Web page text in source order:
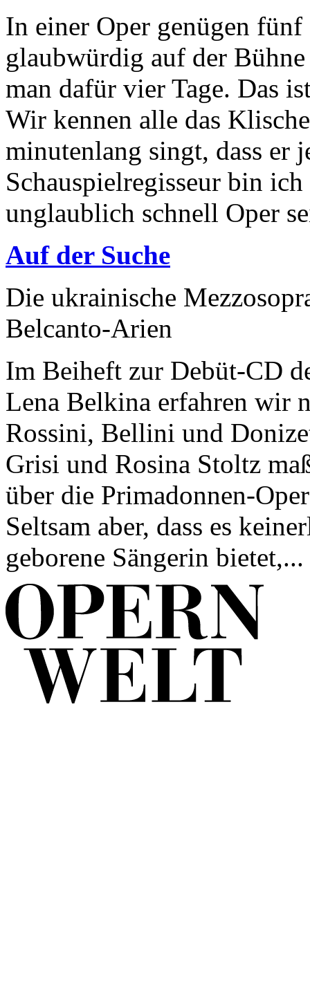
In einer Oper genügen
glaubwürdig auf der
man dafür vier Tage. Das
Wir kennen alle das
minutenlang singt, dass er
Schauspielregisseur bin
unglaublich schnell Oper
Auf der Suche
Die ukrainische
Belcanto-Arien
Im Beiheft zur Debüt-CD
Lena Belkina erfahren wir
Rossini, Bellini und
Grisi und Rosina Stoltz
über die Primadonnen-
Seltsam aber, dass es
geborene Sängerin bietet,...